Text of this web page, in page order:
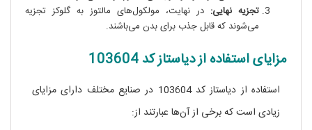
تجزیه نهایی: در نهایت، مولکول‌های مالتوز به گلوکز تجزیه
می‌شوند که قابل جذب برای بدن می‌باشند.
مزایای استفاده از دیاستاز کد 103604
استفاده از دیاستاز کد 103604 در صنایع مختلف دارای مزایای
زیادی است که برخی از آن‌ها عبارتند از: